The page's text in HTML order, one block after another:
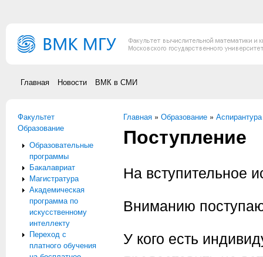
Главная Новости ВМК в СМИ
Факультет
Образование
Образовательные
программы
Бакалавриат
Магистратура
Академическая
программа по
искусственному
интеллекту
Переход с
платного обучения
Вы здесь
Главная » Образование » Аспирантура
Поступление
На вступительное
Вниманию
У кого есть